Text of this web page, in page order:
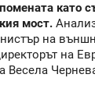
като
мост.
на
на
Весела